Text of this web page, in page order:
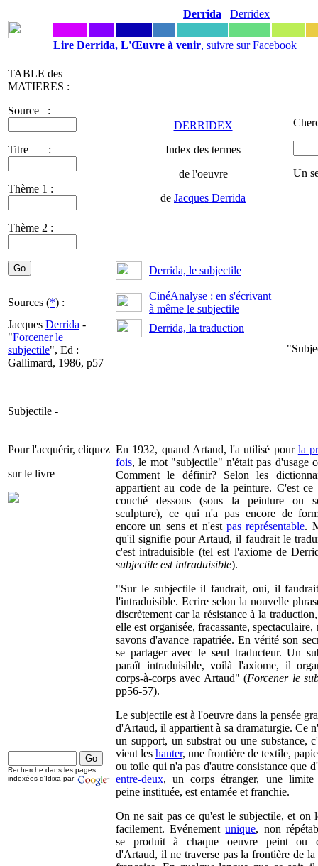
Derrida Derridex
Lire Derrida, L'Œuvre à venir, suivre sur Facebook
TABLE des
MATIERES :
Source :
Titre :
Thème 1 :
Thème 2 :
DERRIDEX
Index des termes
de l'oeuvre
de Jacques Derrida
Un
Derrida, le subjectile
Sources (*) :
CinéAnalyse : en s'écrivant
à même le subjectile
Jacques Derrida -
"Forcener le
subjectile", Ed :
Gallimard, 1986, p57
Subjectile -
Derrida, la traduction
Pour l'acquérir, cliquez
sur le livre
En 1932, quand Artaud, l'a utilisé pour la
fois, le mot "subjectile" n'était pas d'usage
Comment le définir? Selon les
appartient au code de la peinture. C'est ce
couché dessous (sous la peinture ou
sculpture), ce qui n'a pas encore de
encore un sens et n'est pas représentable.
qu'il signifie pour Artaud, il faudrait le
c'est intraduisible (tel est l'axiome de
subjectile est intraduisible).
"Sur le subjectile il faudrait, oui, il
l'intraduisible. Ecrire selon la nouvelle
discrètement car la résistance à la
elle est organisée, fracassante, spectaculaire,
savons d'avance rapatriée. En vérité son
se partager avec le seul traducteur. Un
paraît intraduisible, voilà l'axiome, il
corps-à-corps avec Artaud" (Forcener le
pp56-57).
Le subjectile est à l'oeuvre dans la pensée
d'Artaud, il appartient à sa dramaturgie. Ce
un support, un substrat ou une substance,
vient les hanter, une frontière de textile,
ou toile qui n'a pas d'autre consistance que
entre-deux, un corps étranger, une
peine instituée, est entamée et franchie.
On ne sait pas ce qu'est le subjectile, et on
facilement. Evénementunique, non
se produit à chaque oeuvre peint ou
d'Artaud, il ne traverse pas la frontière de la
Recherche dans les pages
indexées d'Idixa par